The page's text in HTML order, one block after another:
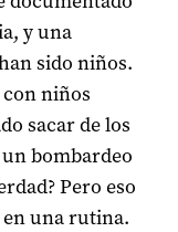
y una
sido niños.
niños
sacar de los
bombardeo
Pero eso
en una rutina.